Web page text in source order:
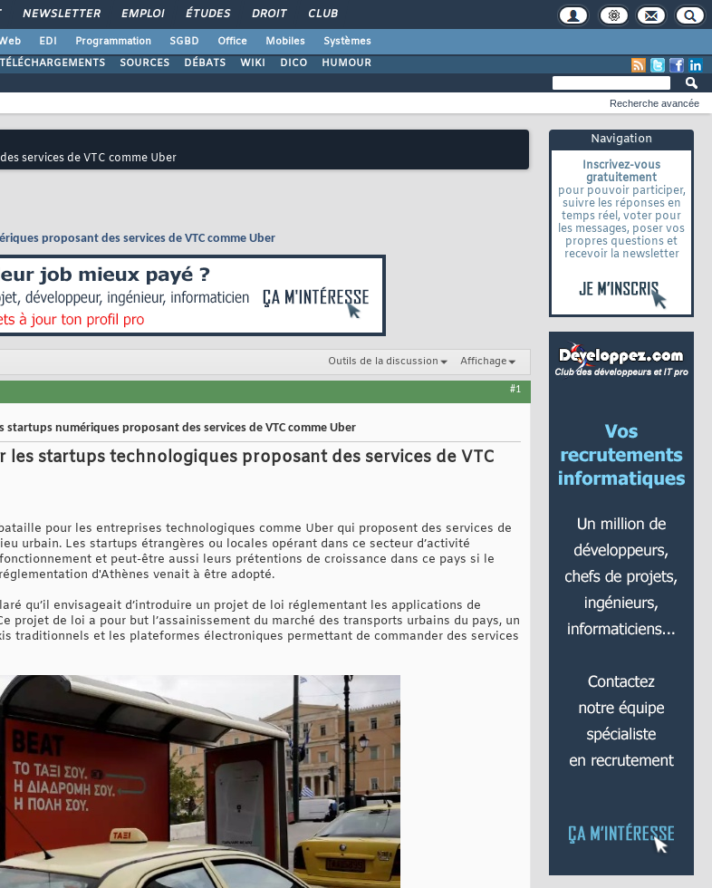
NEWSLETTER EMPLOI ÉTUDES DROIT CLUB
EDI Programmation SGBD Office Mobiles
Systèmes
TÉLÉCHARGEMENTS SOURCES DÉBATS WIKI DICO HUMOUR
Navigation
Inscrivez-vous
gratuitement
pour pouvoir participer,
suivre les réponses en
temps réel, voter pour
les messages, poser vos
propres questions et
recevoir la newsletter
Recherche avancée
services de VTC comme Uber
proposant des services de VTC comme Uber
Outils de la discussion Affichage
#1
numériques proposant des services de VTC comme Uber
startups technologiques proposant des services de VTC
pour les entreprises technologiques comme Uber qui proposent des services de
urbain. Les startups étrangères ou locales opérant dans ce secteur d’activité
et peut-être aussi leurs prétentions de croissance dans ce pays si le
d'Athènes venait à être adopté.
qu’il envisageait d’introduire un projet de loi réglementant les applications de
projet de loi a pour but l’assainissement du marché des transports urbains du pays, un
traditionnels et les plateformes électroniques permettant de commander des services